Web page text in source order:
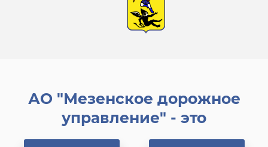
АО "Мезенское дорожное
управление" - это